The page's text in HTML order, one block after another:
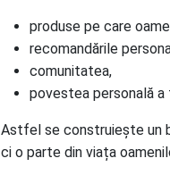
produse pe care
recomandările
comunitatea,
povestea personală a
Astfel se construiește un
ci o parte din viața